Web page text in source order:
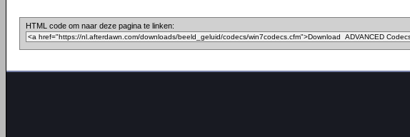
HTML code om naar deze pagina te linken: